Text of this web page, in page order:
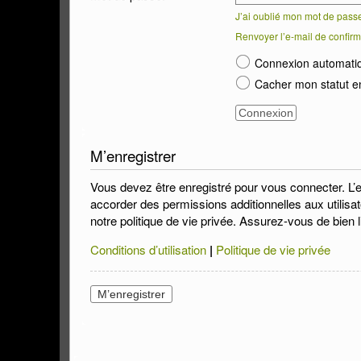
J’ai oublié mon mot de
Renvoyer l’e-mail de
Connexion
Cacher mon statut
M’enregistrer
Vous devez être enregistré pour vous connecter.
accorder des permissions additionnelles aux
notre politique de vie privée. Assurez-vous de bien
Conditions d’utilisation | Politique de vie privée
M’enregistrer